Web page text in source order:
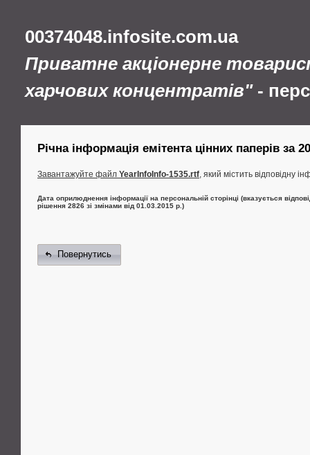
00374048.infosite.com.ua
Приватне акціонерне
харчових концентратів"-
Річна інформація емітента цінних паперів за
Завантажуйте файл YearInfoInfo-1535.rtf, який містить відповідну
Дата оприлюднення інформації на персональній сторінці (вказується
рішення 2826 зі змінами від 01.03.2015 р.)
Повернутись